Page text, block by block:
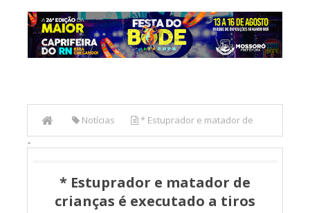
Notícias * Estuprador e matador de
crianças é executado a tiros após deixar cadeia.
-
* Estuprador e matador de
crianças é executado a tiros